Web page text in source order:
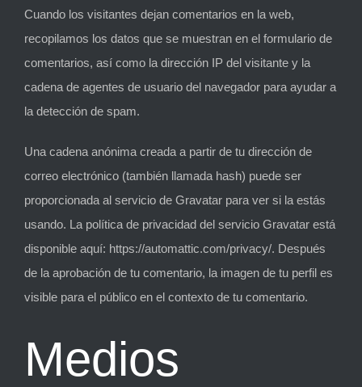
Cuando los visitantes dejan comentarios en la web,
recopilamos los datos que se muestran en el formulario de
comentarios, así como la dirección IP del visitante y la
cadena de agentes de usuario del navegador para ayudar a
la detección de spam.
Una cadena anónima creada a partir de tu dirección de
correo electrónico (también llamada hash) puede ser
proporcionada al servicio de Gravatar para ver si la estás
usando. La política de privacidad del servicio Gravatar está
disponible aquí: https://automattic.com/privacy/. Después
de la aprobación de tu comentario, la imagen de tu perfil es
visible para el público en el contexto de tu comentario.
Medios